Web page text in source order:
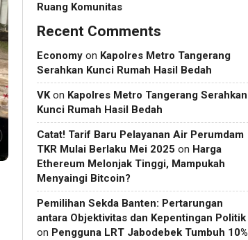
Ruang Komunitas
Recent Comments
Economy on Kapolres Metro Tangerang
Serahkan Kunci Rumah Hasil Bedah
VKon Kapolres Metro Tangerang Serahkan
Kunci Rumah Hasil Bedah
Catat! Tarif Baru Pelayanan Air Perumdam
TKR Mulai Berlaku Mei 2025 on Harga
Ethereum Melonjak Tinggi, Mampukah
Menyaingi Bitcoin?
Pemilihan Sekda Banten: Pertarungan
antara Objektivitas dan Kepentingan Politik
on Pengguna LRT Jabodebek Tumbuh 10%